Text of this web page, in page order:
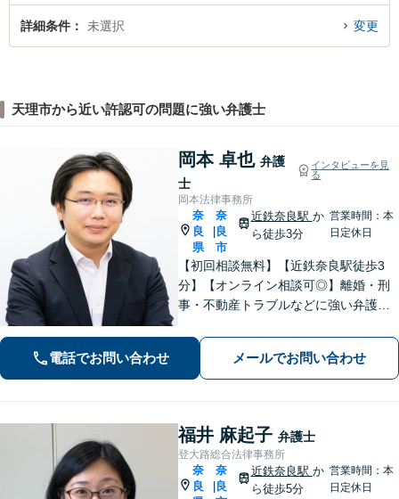
詳細条件 未選択 変更
天理市から近い許認可の問題に強い弁護士
岡本 卓也 弁護
士
インタビューを見
る
岡本法律事務所
奈
良
県
奈
良
市
近鉄奈良駅 か
ら徒歩3分
営業時間：本
日定休日
【初回相談無料】【近鉄奈良駅徒歩3
分】【オンライン相談可◎】離婚・刑
事・不動産トラブルなどに強い弁護士
対応しています。お一人で悩まれず、
まずはお気軽に電話いただけたらと思
います。【土日夜間面談】【出張相
談】
電話でお問い合わせ メールでお問い合わせ
福井 麻起子 弁護士
登大路総合法律事務所
奈
良
奈
良
近鉄奈良駅 か
ら徒歩5分
営業時間：本
日定休日